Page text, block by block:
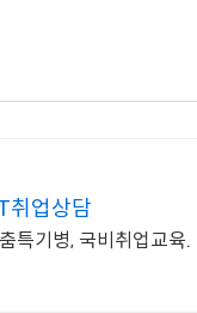
취업상담
특기병, 국비취업교육.